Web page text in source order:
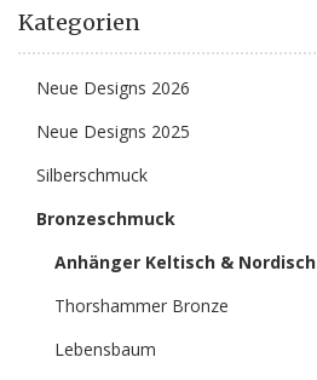
Kategorien
Neue Designs 2026
Neue Designs 2025
Silberschmuck
Bronzeschmuck
Anhänger Keltisch & Nordisch
Thorshammer Bronze
Lebensbaum